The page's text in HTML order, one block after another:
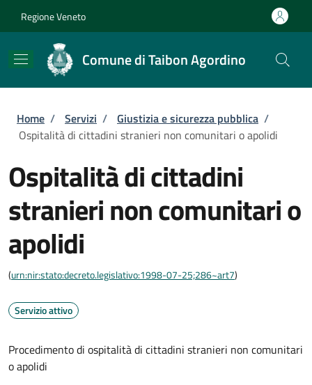
Regione Veneto
Comune di Taibon Agordino
Briciole di pane
Home / Servizi / Giustizia e sicurezza pubblica /
Ospitalità di cittadini stranieri non comunitari o apolidi
Ospitalità di cittadini
stranieri non comunitari o
apolidi
(urn:nir:stato:decreto.legislativo:1998-07-25;286~art7)
Servizio attivo
Procedimento di ospitalità di cittadini stranieri non comunitari
o apolidi